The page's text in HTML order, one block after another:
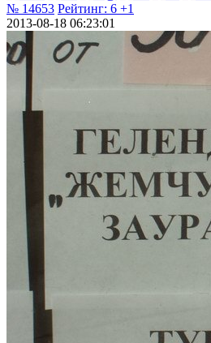
№ 14653 Рейтинг: 6 +1
2013-08-18 06:23:01